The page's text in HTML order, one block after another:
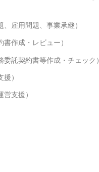
雇用問題、事業承継）
作成・レビュー）
託契約書等作成・チェック）
）
支援）